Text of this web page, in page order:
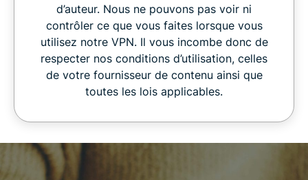
d’auteur. Nous ne pouvons pas voir ni
contrôler ce que vous faites lorsque vous
utilisez notre VPN. Il vous incombe donc de
respecter nos conditions d’utilisation, celles
de votre fournisseur de contenu ainsi que
toutes les lois applicables.